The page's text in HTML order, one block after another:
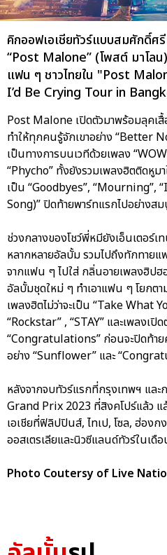
คิกออฟเอเชียทัวร์แบบสมศักดิ์ศ
“Post Malone” (โพสต์ มาโลน
แฟน ๆ ชาวไทยใน "Post
I’d Be Crying Tour in
Post Malone เปิดตัวมาพร้อมลุคเ
ทำให้ทุกคนรู้จักเขาอย่าง “Better
เป็นทางการบนเวทีด้วยเพลง
“Phycho” ทั้งยังรวมเพลงฮิตติดหูม
เป็น “Goodbyes”, “Mourning”,
Song)” ปิดท้ายพาร์ทแรกไปอย่าง
ช่วงกลางของโชว์พี่หมียังเอ็นเตอร์
หลากหลายอัลบั้ม รวมไปถึงทักทาย
จากแฟน ๆ ไปใส่ กลิ่นอายเพลงฮิป
อัลบั้มชุดใหม่ ๆ ทำเอาแฟน ๆ โยกต
เพลงฮิตไม่ว่าจะเป็น “Take What
“Rockstar” , “STAY” และเพลงเ
“Congratulations” ก่อนจะปิดท้า
อย่าง “Sunflower” และ
หลังจากจบทัวร์แรกที่กรุงเทพฯ แล
Grand Prix 2023 ที่สิงคโปร์แล้ว
เอเชียที่ฟิลิปปินส์, ไทเป, โซล, ฮ่องก
ออสเตรเลียและนิวซีแลนด์ทัวร์ในเ
Photo Coutersy of Live